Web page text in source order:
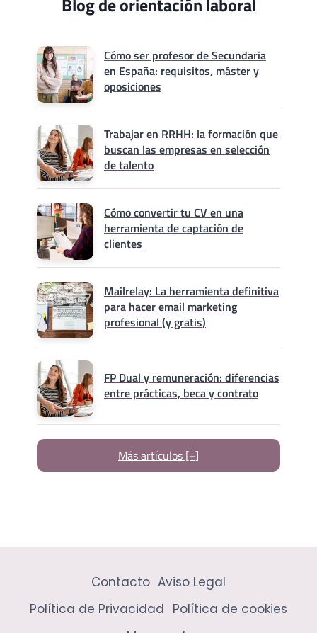
Blog de orientación laboral
Cómo ser profesor de Secundaria
en España: requisitos, máster y
oposiciones
Trabajar en RRHH: la formación que
buscan las empresas en selección
de talento
Cómo convertir tu CV en una
herramienta de captación de
clientes
Mailrelay: La herramienta definitiva
para hacer email marketing
profesional (y gratis)
FP Dual y remuneración: diferencias
entre prácticas, beca y contrato
Más artículos [+]
Contacto Aviso Legal
Política de Privacidad Política de cookies